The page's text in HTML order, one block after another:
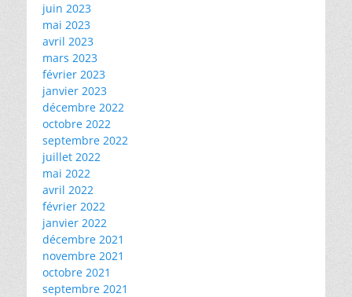
juin 2023
mai 2023
avril 2023
mars 2023
février 2023
janvier 2023
décembre 2022
octobre 2022
septembre 2022
juillet 2022
mai 2022
avril 2022
février 2022
janvier 2022
décembre 2021
novembre 2021
octobre 2021
septembre 2021